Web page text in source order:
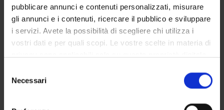
pubblicare annunci e contenuti personalizzati, misurare
gli annunci e i contenuti, ricercare il pubblico e sviluppare
i servizi. Avete la possibilità di scegliere chi utilizza i
vostri dati e per quali scopi. Le vostre scelte in materia di
modificare o revocare il proprio consenso in qualsiasi
momento dalla Dichiarazione sui cookie o facendo clic
delNecessari
Rete formativa
Servizio Studenti Internazionali